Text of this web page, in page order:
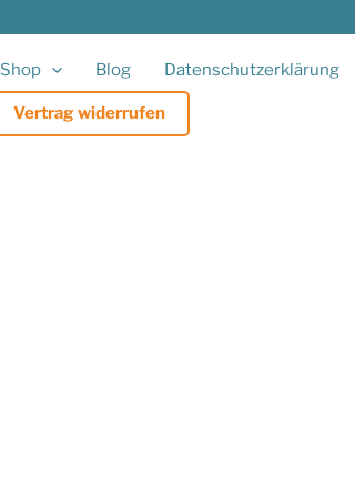
Shop Blog Datenschutzerklärung
Vertrag widerrufen